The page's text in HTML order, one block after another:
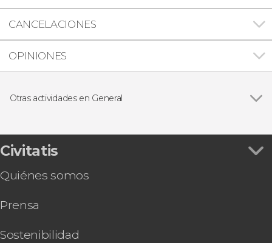
CANCELACIONES
OPINIONES
Otras actividades en General
Tarjeta eSIM Civitatis Estados Unidos
Tarjeta eSIM Civitatis Marruecos
Tarjeta eSIM Civitatis España
Tarjeta eSIM Civitatis Colombia
Tarjeta eSIM Civitatis Japón
Civitatis
Quiénes somos
Prensa
Sostenibilidad